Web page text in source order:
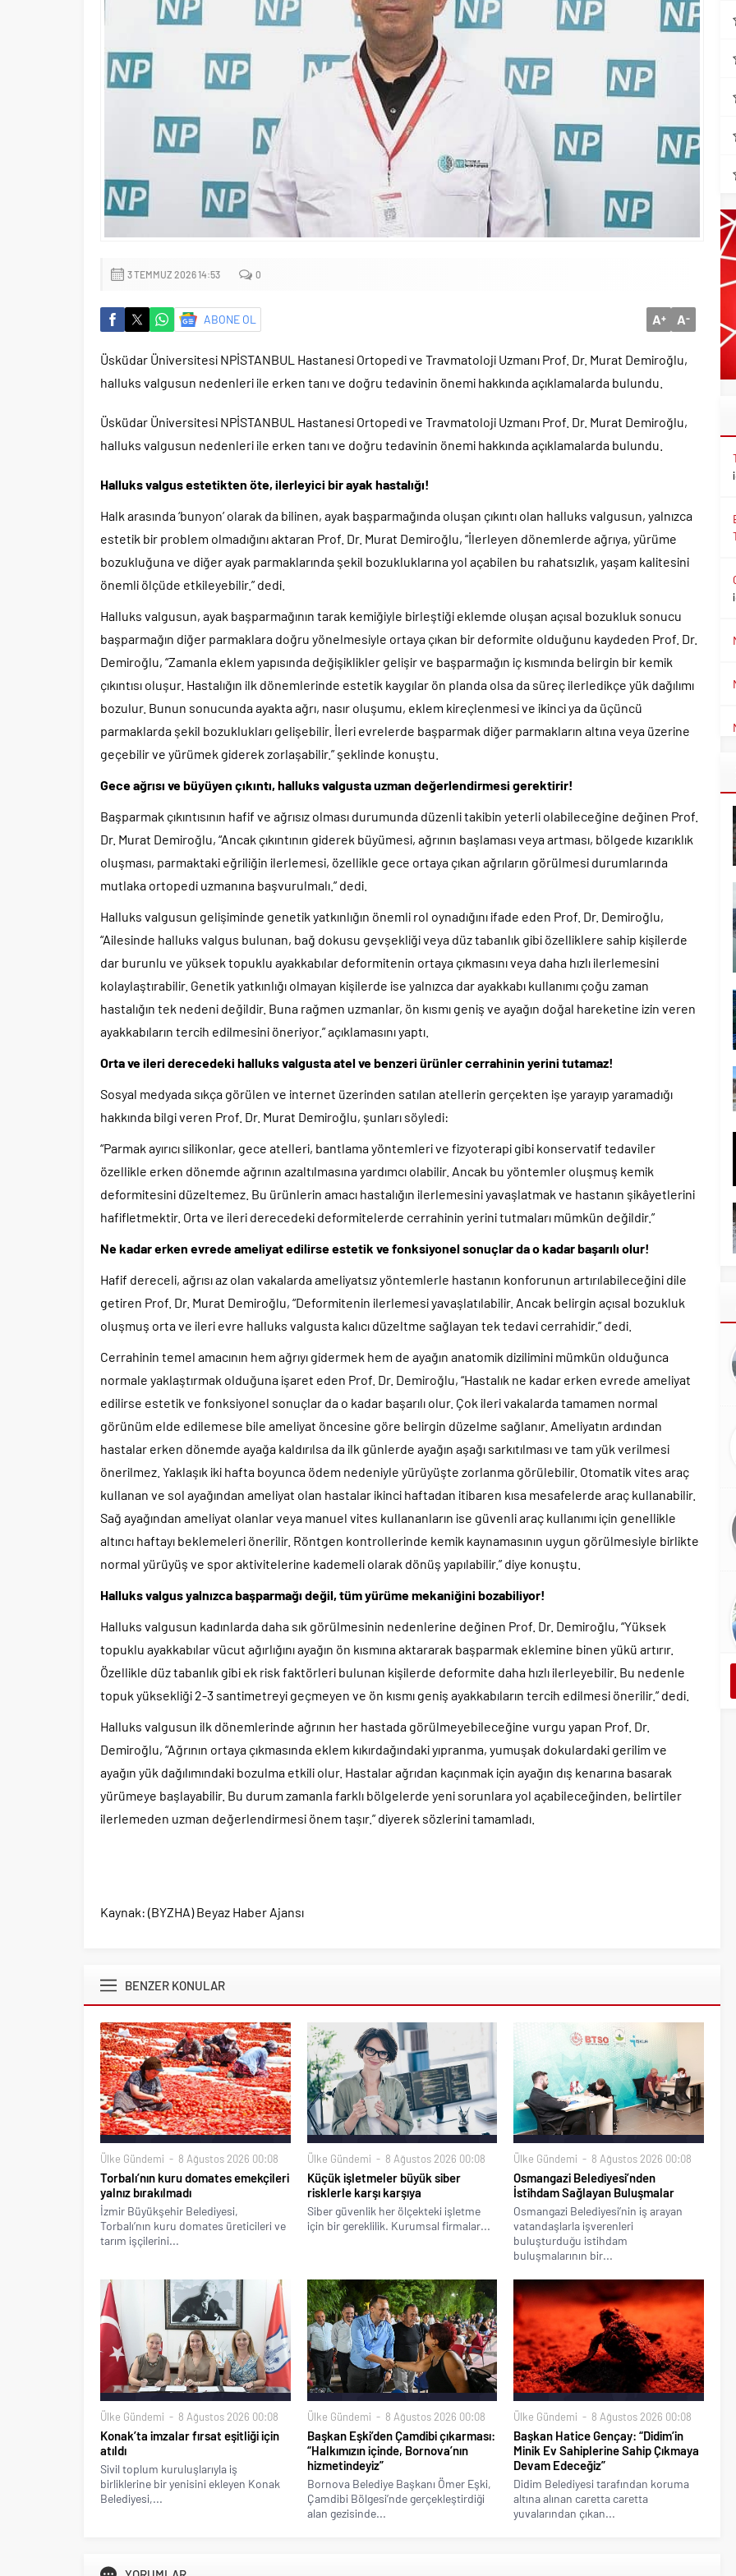
3 TEMMUZ 2026 14:53 0
ABONE OL A+ A-
Üsküdar Üniversitesi NPİSTANBUL Hastanesi Ortopedi ve Travmatoloji Uzmanı Prof. Dr. Murat Demiroğlu,
halluks valgusun nedenleri ile erken tanı ve doğru tedavinin önemi hakkında açıklamalarda bulundu.
Üsküdar Üniversitesi NPİSTANBUL Hastanesi Ortopedi ve Travmatoloji Uzmanı Prof. Dr. Murat Demiroğlu,
halluks valgusun nedenleri ile erken tanı ve doğru tedavinin önemi hakkında açıklamalarda bulundu.
Halluks valgus estetikten öte, ilerleyici bir ayak hastalığı!
Halk arasında ‘bunyon’ olarak da bilinen, ayak başparmağında oluşan çıkıntı olan halluks valgusun, yalnızca
estetik bir problem olmadığını aktaran Prof. Dr. Murat Demiroğlu, “İlerleyen dönemlerde ağrıya, yürüme
bozukluğuna ve diğer ayak parmaklarında şekil bozukluklarına yol açabilen bu rahatsızlık, yaşam kalitesini
önemli ölçüde etkileyebilir.” dedi.
Halluks valgusun, ayak başparmağının tarak kemiğiyle birleştiği eklemde oluşan açısal bozukluk sonucu
başparmağın diğer parmaklara doğru yönelmesiyle ortaya çıkan bir deformite olduğunu kaydeden Prof. Dr.
Demiroğlu, “Zamanla eklem yapısında değişiklikler gelişir ve başparmağın iç kısmında belirgin bir kemik
çıkıntısı oluşur. Hastalığın ilk dönemlerinde estetik kaygılar ön planda olsa da süreç ilerledikçe yük dağılımı
bozulur. Bunun sonucunda ayakta ağrı, nasır oluşumu, eklem kireçlenmesi ve ikinci ya da üçüncü
parmaklarda şekil bozuklukları gelişebilir. İleri evrelerde başparmak diğer parmakların altına veya üzerine
geçebilir ve yürümek giderek zorlaşabilir.” şeklinde konuştu.
Gece ağrısı ve büyüyen çıkıntı, halluks valgusta uzman değerlendirmesi gerektirir!
Başparmak çıkıntısının hafif ve ağrısız olması durumunda düzenli takibin yeterli olabileceğine değinen Prof.
Dr. Murat Demiroğlu, “Ancak çıkıntının giderek büyümesi, ağrının başlaması veya artması, bölgede kızarıklık
oluşması, parmaktaki eğriliğin ilerlemesi, özellikle gece ortaya çıkan ağrıların görülmesi durumlarında
mutlaka ortopedi uzmanına başvurulmalı.” dedi.
Halluks valgusun gelişiminde genetik yatkınlığın önemli rol oynadığını ifade eden Prof. Dr. Demiroğlu,
“Ailesinde halluks valgus bulunan, bağ dokusu gevşekliği veya düz tabanlık gibi özelliklere sahip kişilerde
dar burunlu ve yüksek topuklu ayakkabılar deformitenin ortaya çıkmasını veya daha hızlı ilerlemesini
kolaylaştırabilir. Genetik yatkınlığı olmayan kişilerde ise yalnızca dar ayakkabı kullanımı çoğu zaman
hastalığın tek nedeni değildir. Buna rağmen uzmanlar, ön kısmı geniş ve ayağın doğal hareketine izin veren
ayakkabıların tercih edilmesini öneriyor.” açıklamasını yaptı.
Orta ve ileri derecedeki halluks valgusta atel ve benzeri ürünler cerrahinin yerini tutamaz!
Sosyal medyada sıkça görülen ve internet üzerinden satılan atellerin gerçekten işe yarayıp yaramadığı
hakkında bilgi veren Prof. Dr. Murat Demiroğlu, şunları söyledi:
“Parmak ayırıcı silikonlar, gece atelleri, bantlama yöntemleri ve fizyoterapi gibi konservatif tedaviler
özellikle erken dönemde ağrının azaltılmasına yardımcı olabilir. Ancak bu yöntemler oluşmuş kemik
deformitesini düzeltemez. Bu ürünlerin amacı hastalığın ilerlemesini yavaşlatmak ve hastanın şikâyetlerini
hafifletmektir. Orta ve ileri derecedeki deformitelerde cerrahinin yerini tutmaları mümkün değildir.”
Ne kadar erken evrede ameliyat edilirse estetik ve fonksiyonel sonuçlar da o kadar başarılı olur!
Hafif dereceli, ağrısı az olan vakalarda ameliyatsız yöntemlerle hastanın konforunun artırılabileceğini dile
getiren Prof. Dr. Murat Demiroğlu, “Deformitenin ilerlemesi yavaşlatılabilir. Ancak belirgin açısal bozukluk
oluşmuş orta ve ileri evre halluks valgusta kalıcı düzeltme sağlayan tek tedavi cerrahidir.” dedi.
Cerrahinin temel amacının hem ağrıyı gidermek hem de ayağın anatomik dizilimini mümkün olduğunca
normale yaklaştırmak olduğuna işaret eden Prof. Dr. Demiroğlu, “Hastalık ne kadar erken evrede ameliyat
edilirse estetik ve fonksiyonel sonuçlar da o kadar başarılı olur. Çok ileri vakalarda tamamen normal
görünüm elde edilemese bile ameliyat öncesine göre belirgin düzelme sağlanır. Ameliyatın ardından
hastalar erken dönemde ayağa kaldırılsa da ilk günlerde ayağın aşağı sarkıtılması ve tam yük verilmesi
önerilmez. Yaklaşık iki hafta boyunca ödem nedeniyle yürüyüşte zorlanma görülebilir. Otomatik vites araç
kullanan ve sol ayağından ameliyat olan hastalar ikinci haftadan itibaren kısa mesafelerde araç kullanabilir.
Sağ ayağından ameliyat olanlar veya manuel vites kullananların ise güvenli araç kullanımı için genellikle
altıncı haftayı beklemeleri önerilir. Röntgen kontrollerinde kemik kaynamasının uygun görülmesiyle birlikte
normal yürüyüş ve spor aktivitelerine kademeli olarak dönüş yapılabilir.” diye konuştu.
Halluks valgus yalnızca başparmağı değil, tüm yürüme mekaniğini bozabiliyor!
Halluks valgusun kadınlarda daha sık görülmesinin nedenlerine değinen Prof. Dr. Demiroğlu, “Yüksek
topuklu ayakkabılar vücut ağırlığını ayağın ön kısmına aktararak başparmak eklemine binen yükü artırır.
Özellikle düz tabanlık gibi ek risk faktörleri bulunan kişilerde deformite daha hızlı ilerleyebilir. Bu nedenle
topuk yüksekliği 2-3 santimetreyi geçmeyen ve ön kısmı geniş ayakkabıların tercih edilmesi önerilir.” dedi.
Halluks valgusun ilk dönemlerinde ağrının her hastada görülmeyebileceğine vurgu yapan Prof. Dr.
Demiroğlu, “Ağrının ortaya çıkmasında eklem kıkırdağındaki yıpranma, yumuşak dokulardaki gerilim ve
ayağın yük dağılımındaki bozulma etkili olur. Hastalar ağrıdan kaçınmak için ayağın dış kenarına basarak
yürümeye başlayabilir. Bu durum zamanla farklı bölgelerde yeni sorunlara yol açabileceğinden, belirtiler
ilerlemeden uzman değerlendirmesi önem taşır.” diyerek sözlerini tamamladı.
Kaynak: (BYZHA) Beyaz Haber Ajansı
BENZER KONULAR
Ülke Gündemi 8 Ağustos 2026 00:08
Torbalı’nın kuru domates emekçileri
yalnız bırakılmadı
İzmir Büyükşehir Belediyesi,
Torbalı’nın kuru domates üreticileri ve
tarım işçilerini...
Ülke Gündemi 8 Ağustos 2026 00:08
Küçük işletmeler büyük siber
risklerle karşı karşıya
Siber güvenlik her ölçekteki işletme
için bir gereklilik. Kurumsal firmalar...
Ülke Gündemi 8 Ağustos 2026 00:08
Osmangazi Belediyesi’nden
İstihdam Sağlayan Buluşmalar
Osmangazi Belediyesi’nin iş arayan
vatandaşlarla işverenleri
buluşturduğu istihdam
buluşmalarının bir...
Ülke Gündemi 8 Ağustos 2026 00:08
Konak’ta imzalar fırsat eşitliği için
atıldı
Sivil toplum kuruluşlarıyla iş
birliklerine bir yenisini ekleyen Konak
Belediyesi,...
Ülke Gündemi 8 Ağustos 2026 00:08
Başkan Eşki’den Çamdibi çıkarması:
“Halkımızın içinde, Bornova’nın
hizmetindeyiz”
Bornova Belediye Başkanı Ömer Eşki,
Çamdibi Bölgesi’nde gerçekleştirdiği
alan gezisinde...
Ülke Gündemi 8 Ağustos 2026 00:08
Başkan Hatice Gençay: “Didim’in
Minik Ev Sahiplerine Sahip Çıkmaya
Devam Edeceğiz”
Didim Belediyesi tarafından koruma
altına alınan caretta caretta
yuvalarından çıkan...